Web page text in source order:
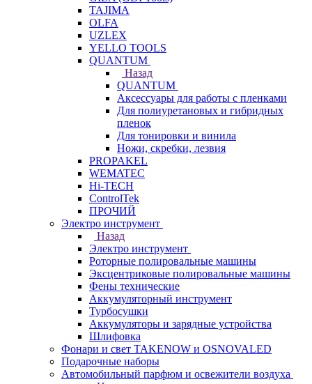
TAJIMA
OLFA
UZLEX
YELLO TOOLS
QUANTUM
Назад
QUANTUM
Аксессуары для работы с пленками
Для полиуретановых и гибридных
пленок
Для тонировки и винила
Ножи, скребки, лезвия
PROPAKEL
WEMATEC
Hi-TECH
ControlTek
ПРОЧИЙ
Электро инструмент
Назад
Электро инструмент
Роторные полировальные машины
Эксцентриковые полировальные машины
Фены технические
Аккумуляторный инструмент
Турбосушки
Аккумуляторы и зарядные устройства
Шлифовка
Фонари и свет TAKENOW и OSNOVALED
Подарочные наборы
Автомобильный парфюм и освежители воздуха